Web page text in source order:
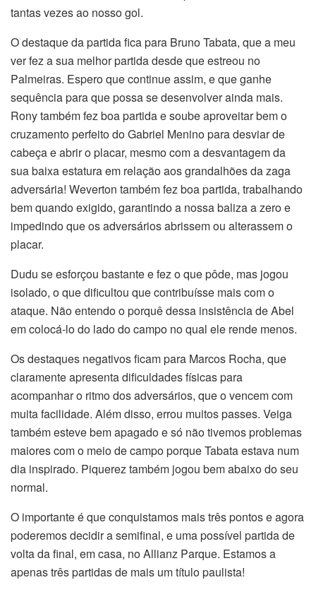
tantas vezes ao nosso gol.
O destaque da partida fica para Bruno Tabata, que a meu
ver fez a sua melhor partida desde que estreou no
Palmeiras. Espero que continue assim, e que ganhe
sequência para que possa se desenvolver ainda mais.
Rony também fez boa partida e soube aproveitar bem o
cruzamento perfeito do Gabriel Menino para desviar de
cabeça e abrir o placar, mesmo com a desvantagem da
sua baixa estatura em relação aos grandalhões da zaga
adversária! Weverton também fez boa partida, trabalhando
bem quando exigido, garantindo a nossa baliza a zero e
impedindo que os adversários abrissem ou alterassem o
placar.
Dudu se esforçou bastante e fez o que pôde, mas jogou
isolado, o que dificultou que contribuísse mais com o
ataque. Não entendo o porquê dessa insistência de Abel
em colocá-lo do lado do campo no qual ele rende menos.
Os destaques negativos ficam para Marcos Rocha, que
claramente apresenta dificuldades físicas para
acompanhar o ritmo dos adversários, que o vencem com
muita facilidade. Além disso, errou muitos passes. Veiga
também esteve bem apagado e só não tivemos problemas
maiores com o meio de campo porque Tabata estava num
dia inspirado. Piquerez também jogou bem abaixo do seu
normal.
O importante é que conquistamos mais três pontos e agora
poderemos decidir a semifinal, e uma possível partida de
volta da final, em casa, no Allianz Parque. Estamos a
apenas três partidas de mais um título paulista!